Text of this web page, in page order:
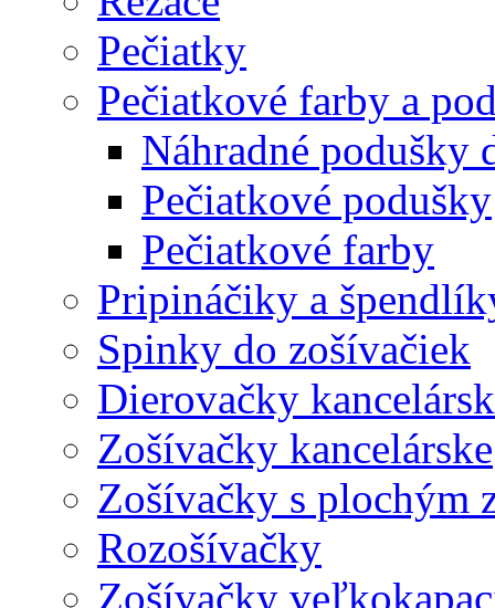
Pečiatky
Pečiatkové farby a
Náhradné podušky
Pečiatkové podušky
Pečiatkové farby
Pripináčiky a
Spinky do zošívačiek
Dierovačky
Zošívačky kancelárske
Zošívačky s plochým
Rozošívačky
Zošívačky